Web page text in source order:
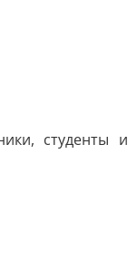
студенты и